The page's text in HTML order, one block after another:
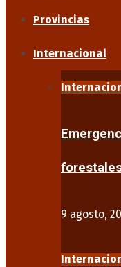
Provincias
Internacional
9 agosto,